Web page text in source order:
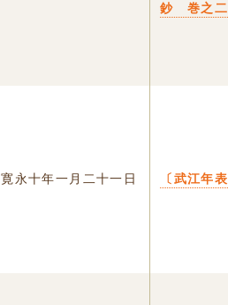
鈔 巻之
寛永十年一月二十一日 〔武江年